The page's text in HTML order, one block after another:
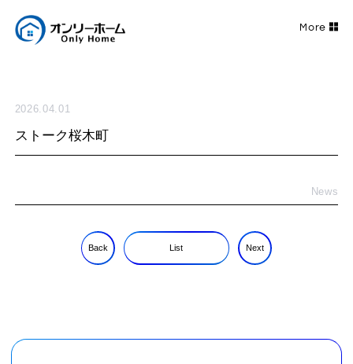
2026.04.01
ストーク桜木町
News
Back List Next